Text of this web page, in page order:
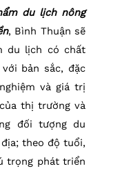
du lịch nông
, Bình Thuận sẽ
du lịch có chất
bản sắc, đặc
và giá trị
thị trường và
đối tượng du
theo độ tuổi,
trọng phát triển